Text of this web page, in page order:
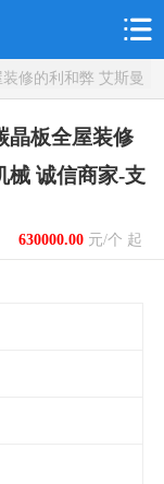
修的利和弊 艾斯曼
晶板全屋装修
械 诚信商家-支
630000.00元/个 起